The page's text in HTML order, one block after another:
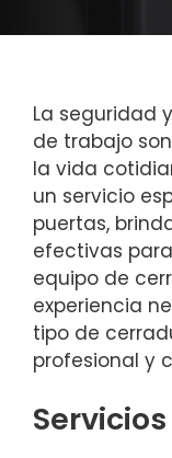
La seguridad
de trabajo
la vida
un servicio
puertas,
efectivas
equipo de
experiencia
tipo de
profesional y